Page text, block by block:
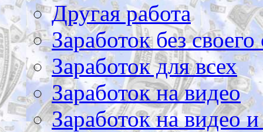
Другая работа
Заработок без своего
Заработок для всех
Заработок на видео
Заработок на видео